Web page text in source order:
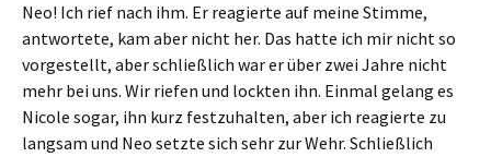
Neo! Ich rief nach ihm. Er reagierte auf meine Stimme,
antwortete, kam aber nicht her. Das hatte ich mir nicht so
vorgestellt, aber schließlich war er über zwei Jahre nicht
mehr bei uns. Wir riefen und lockten ihn. Einmal gelang es
Nicole sogar, ihn kurz festzuhalten, aber ich reagierte zu
langsam und Neo setzte sich sehr zur Wehr. Schließlich